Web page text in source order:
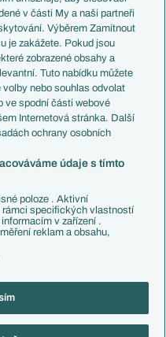
Livescore
Tipovací soutěž
zpravodajství ČTK.
osobních údajů
v části My a naši partneři
Výběrem Zamítnout
je zakážete. Pokud jsou
zobrazené obsahy a
Tuto nabídku můžete
volby nebo souhlas odvolat
ve spodní části webové
Internetová stránka. Další
ochrany osobních
údaje s tímto
poloze . Aktivní
specifických vlastností
v zařízení .
reklam a obsahu,